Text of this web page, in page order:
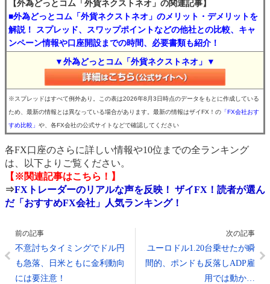
【外為どっとコム「外貨ネクストネオ」の関連記事】
■外為どっとコム「外貨ネクストネオ」のメリット・デメリットを
解説！ スプレッド、スワップポイントなどの他社との比較、キャ
ンペーン情報や口座開設までの時間、必要書類も紹介！
▼外為どっとコム「外貨ネクストネオ」▼
※スプレッドはすべて例外あり。この表は2026年8月3日時点のデータをもとに作成している
ため、最新の情報とは異なっている場合があります。最新の情報はザイFX！の 「FX会社おす
すめ比較」 や、各FX会社の公式サイトなどで確認してください
各FX口座のさらに詳しい情報や10位までの全ランキング
は、以下よりご覧ください。
【※関連記事はこちら！】
⇒FXトレーダーのリアルな声を反映！ ザイFX！読者が選ん
だ「おすすめFX会社」人気ランキング！
前の記事
不意討ちタイミングでドル円
も急落、日米ともに金利動向
には要注意！
次の記事
ユーロドル1.20台乗せたが瞬
間的、ポンドも反落しADP雇
用では動か…